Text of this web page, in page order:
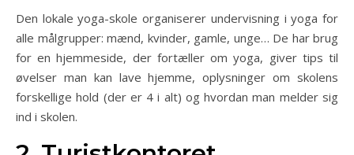
Den lokale yoga-skole organiserer undervisning i yoga for
alle målgrupper: mænd, kvinder, gamle, unge… De har brug
for en hjemmeside, der fortæller om yoga, giver tips til
øvelser man kan lave hjemme, oplysninger om skolens
forskellige hold (der er 4 i alt) og hvordan man melder sig
ind i skolen.